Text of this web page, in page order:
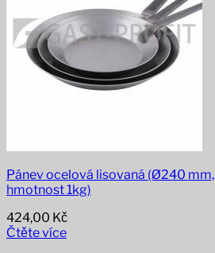
Pánev ocelová lisovaná (Ø240 mm,
hmotnost 1kg)
424,00 Kč
Čtěte více